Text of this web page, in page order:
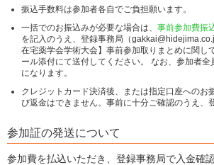
振込手数料は参加者各自でご負担願います。
一括でのお振込みが必要な場合は、 事前参加費振
を記入のうえ、登録事務局（
在宅薬学会学術大会】事前参加取りまとめに関し
ール添付にて送付してください。 なお、参加者
になります。
クレジットカード決済後、または指定口座へのお
び返金はできません。事前に十分ご確認のうえ、
参加証の発送について
参加費を払込いただき、登録事務局で入金確